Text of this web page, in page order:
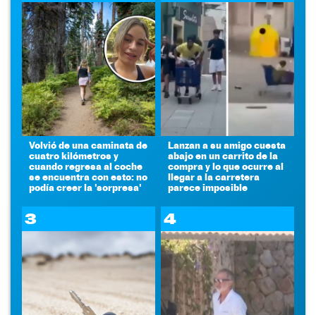
Volvió de una caminata de
cuatro kilómetros y
cuando regresa al coche
se encuentra con esto: no
podía creer la 'sorpresa'
Lanzan a su amigo cuesta
abajo en un carrito de la
compra y lo que ocurre al
llegar a la carretera
parece imposible
3 4